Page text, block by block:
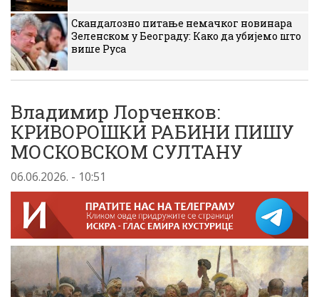
Скандалозно питање немачког новинара
Зеленском у Београду: Како да убијемо што
више Руса
Владимир Лорченков:
КРИВОРОШКИ РАБИНИ ПИШУ
МОСКОВСКОМ СУЛТАНУ
06.06.2026. - 10:51